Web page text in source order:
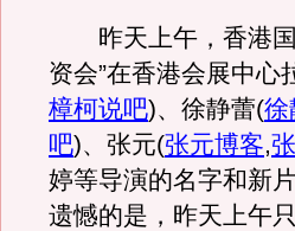
昨天上午，香港国
资会”在香港会展中心
樟柯说吧)、徐静蕾(徐
吧)、张元(张元博客,
婷等导演的名字和新
遗憾的是，昨天上午